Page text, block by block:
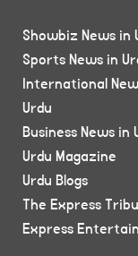
Showbiz News in
Sports News in
International
Urdu
Business News in
Urdu Magazine
Urdu Blogs
The Express
Express